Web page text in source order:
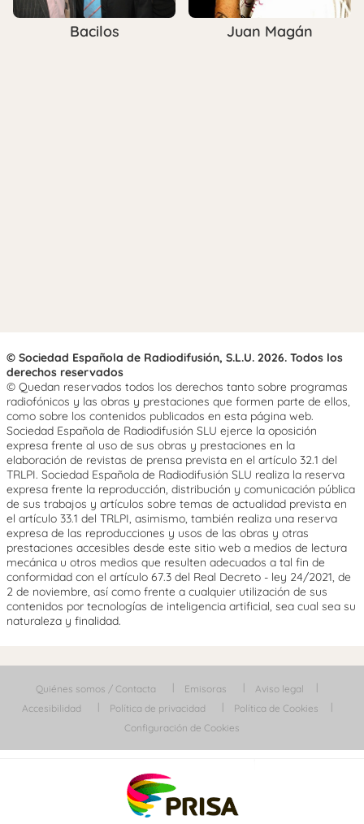
Bacilos Juan Magán
© Sociedad Española de Radiodifusión, S.L.U. 2026. Todos los
derechos reservados
© Quedan reservados todos los derechos tanto sobre programas
radiofónicos y las obras y prestaciones que formen parte de ellos,
como sobre los contenidos publicados en esta página web.
Sociedad Española de Radiodifusión SLU ejerce la oposición
expresa frente al uso de sus obras y prestaciones en la
elaboración de revistas de prensa prevista en el artículo 32.1 del
TRLPI. Sociedad Española de Radiodifusión SLU realiza la reserva
expresa frente la reproducción, distribución y comunicación pública
de sus trabajos y artículos sobre temas de actualidad prevista en
el artículo 33.1 del TRLPI, asimismo, también realiza una reserva
expresa de las reproducciones y usos de las obras y otras
prestaciones accesibles desde este sitio web a medios de lectura
mecánica u otros medios que resulten adecuados a tal fin de
conformidad con el artículo 67.3 del Real Decreto - ley 24/2021, de
2 de noviembre, así como frente a cualquier utilización de sus
contenidos por tecnologías de inteligencia artificial, sea cual sea su
naturaleza y finalidad.
Quiénes somos / Contacta Emisoras
Aviso legal
Accesibilidad
Política de privacidad
Política de Cookies
Configuración de Cookies